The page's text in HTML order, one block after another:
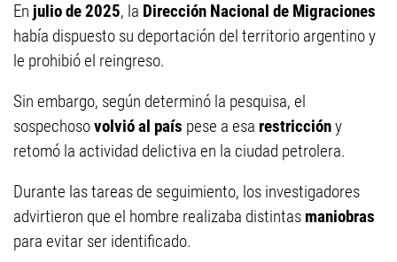
En julio de 2025, la Dirección Nacional de Migraciones
había dispuesto su deportación del territorio argentino y
le prohibió el reingreso.
Sin embargo, según determinó la pesquisa, el
sospechosovolvió al país pese a esa restriccióny
retomó la actividad delictiva en la ciudad petrolera.
Durante las tareas de seguimiento, los investigadores
advirtieron que el hombre realizaba distintas maniobras
para evitar ser identificado.